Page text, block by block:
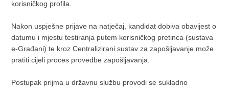
korisničkog profila.
Nakon uspješne prijave na natječaj, kandidat dobiva obavijest o
datumu i mjestu testiranja putem korisničkog pretinca (sustava
e-Građani) te kroz Centralizirani sustav za zapošljavanje može
pratiti cijeli proces provedbe zapošljavanja.
Postupak prijma u državnu službu provodi se sukladno